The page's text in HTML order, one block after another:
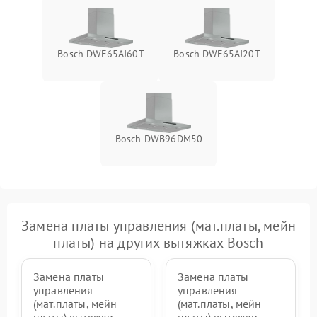
Bosch DWF65AJ60T Bosch DWF65AJ20T
Bosch DWB96DM50
Замена платы управления (мат.платы, мейн
платы) на других вытяжках Bosch
Замена платы
управления
(мат.платы, мейн
Замена платы
управления
(мат.платы, мейн